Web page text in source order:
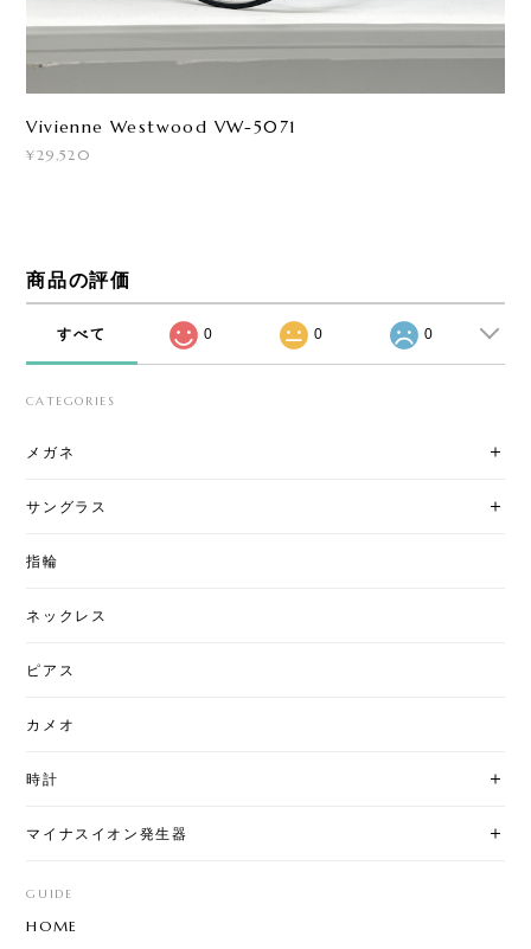
Vivienne Westwood VW-5071
¥29,520
商品の評価
すべて 0 0 0
CATEGORIES
メガネ
サングラス
指輪
ネックレス
ピアス
カメオ
時計
マイナスイオン発生器
GUIDE
HOME